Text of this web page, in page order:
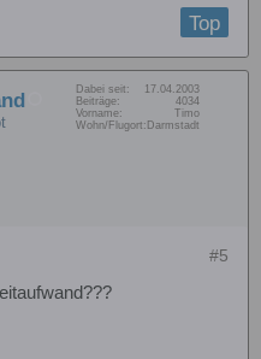
Top
Dabei seit:
17.04.2003
Beiträge:
4034
Vorname:
Timo
Wohn/Flugort: Darmstadt
#5